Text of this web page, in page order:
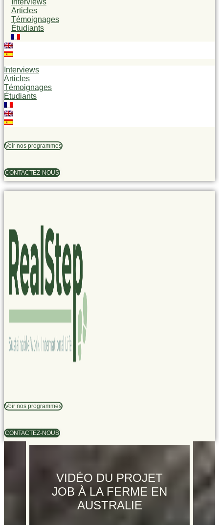
Interviews
Articles
Témoignages
Étudiants
Interviews
Articles
Témoignages
Étudiants
Voir nos programmes
CONTACTEZ-NOUS
Voir nos programmes
CONTACTEZ-NOUS
VIDÉO DU PROJET
JOB À LA FERME EN
AUSTRALIE